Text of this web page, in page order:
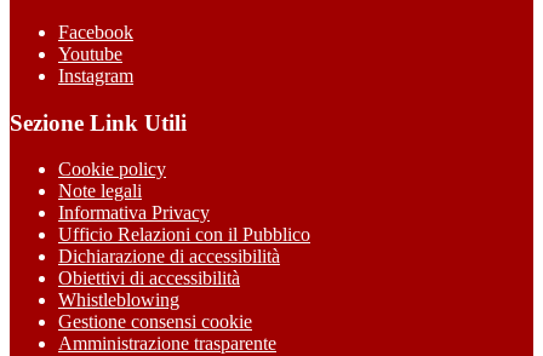
Facebook
Youtube
Instagram
Sezione Link Utili
Cookie policy
Note legali
Informativa Privacy
Ufficio Relazioni con il Pubblico
Dichiarazione di accessibilità
Obiettivi di accessibilità
Whistleblowing
Gestione consensi cookie
Amministrazione trasparente